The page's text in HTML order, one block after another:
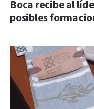
Boca recibe al
posibles